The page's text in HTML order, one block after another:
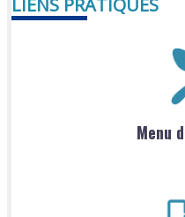
Menu